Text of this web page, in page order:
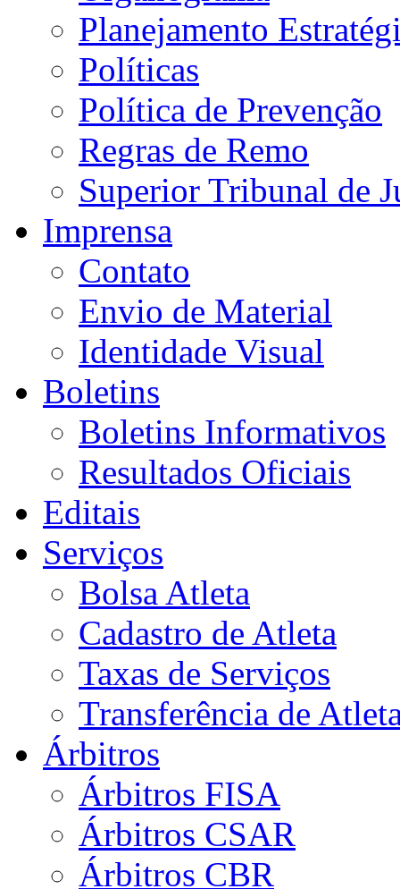
Planejamento
Políticas
Política de Prevenção
Regras de Remo
Superior Tribunal de
Imprensa
Contato
Envio de Material
Identidade Visual
Boletins
Boletins Informativos
Resultados Oficiais
Editais
Serviços
Bolsa Atleta
Cadastro de Atleta
Taxas de Serviços
Transferência de
Árbitros
Árbitros FISA
Árbitros CSAR
Árbitros CBR